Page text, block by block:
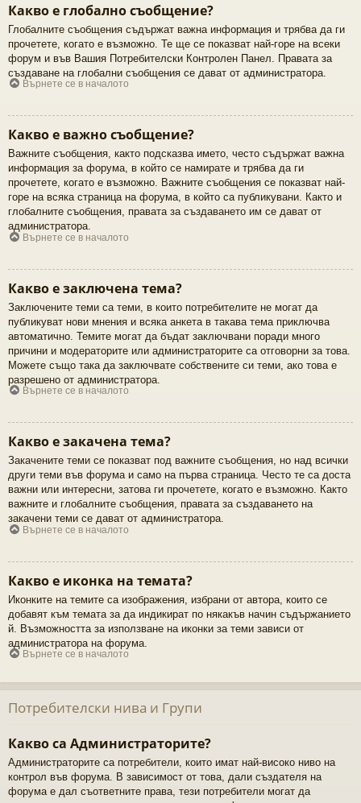
Какво е глобално съобщение?
Глобалните съобщения съдържат важна информация и трябва да ги
прочетете, когато е възможно. Те ще се показват най-горе на всеки
форум и във Вашия Потребителски Контролен Панел. Правата за
създаване на глобални съобщения се дават от администратора.
Върнете се в началото
Какво е важно съобщение?
Важните съобщения, както подсказва името, често съдържат важна
информация за форума, в който се намирате и трябва да ги
прочетете, когато е възможно. Важните съобщения се показват най-
горе на всяка страница на форума, в който са публикувани. Както и
глобалните съобщения, правата за създаването им се дават от
администратора.
Върнете се в началото
Какво е заключена тема?
Заключените теми са теми, в които потребителите не могат да
публикуват нови мнения и всяка анкета в такава тема приключва
автоматично. Темите могат да бъдат заключвани поради много
причини и модераторите или администраторите са отговорни за това.
Можете също така да заключвате собствените си теми, ако това е
разрешено от администратора.
Върнете се в началото
Какво е закачена тема?
Закачените теми се показват под важните съобщения, но над всички
други теми във форума и само на първа страница. Често те са доста
важни или интересни, затова ги прочетете, когато е възможно. Както
важните и глобалните съобщения, правата за създаването на
закачени теми се дават от администратора.
Върнете се в началото
Какво е иконка на темата?
Иконките на темите са изображения, избрани от автора, които се
добавят към темата за да индикират по някакъв начин съдържанието
й. Възможността за използване на иконки за теми зависи от
администратора на форума.
Върнете се в началото
Потребителски нива и Групи
Какво са Администраторите?
Администраторите са потребители, които имат най-високо ниво на
контрол във форума. В зависимост от това, дали създателя на
форума е дал съответните права, тези потребители могат да